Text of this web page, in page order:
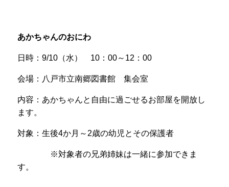
あかちゃんのおにわ
日時： 9/10（水） 10： 00～ 12 ： 00
会場：八戸市立南郷図書館 集会室
内容：あかちゃんと自由に過ごせるお部屋を開放し
ます。
対象：生後4か月～ 2歳の幼児とその保護者
※対象者の兄弟姉妹は一緒に参加できま
す。